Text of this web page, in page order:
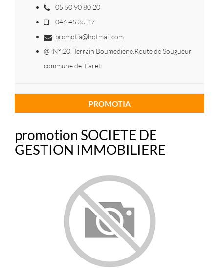
05 50 90 80 20
046 45 35 27
promotia@hotmail.com
@ :N°:20, Terrain Boumediene.Route de Sougueur
commune de Tiaret
PROMOTIA
promotion SOCIETE DE
GESTION IMMOBILIERE